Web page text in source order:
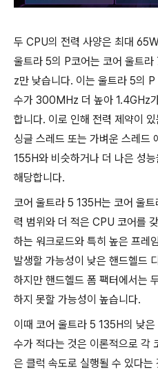
두 CPU의 전력 사양은 최대
울트라 5의 P코어는 코어 울트
z만 낮습니다. 이는 울트라 5의
수가 300MHz 더 높아 1.4GHz
합니다. 이로 인해 전력 제약이
싱글 스레드 또는 가벼운 스레드
155H와 비슷하거나 더 나은 성
해당합니다.
코어 울트라 5 135H는 코어 울
력 범위와 더 적은 CPU 코어를
하는 워크로드와 특히 높은 프레
발생할 가능성이 낮은 핸드헬드
하지만 핸드헬드 폼 팩터에서는
하지 못할 가능성이 높습니다.
이때 코어 울트라 5 135H의 낮
수가 적다는 것은 이론적으로 각
은 클럭 속도로 실행될 수 있다